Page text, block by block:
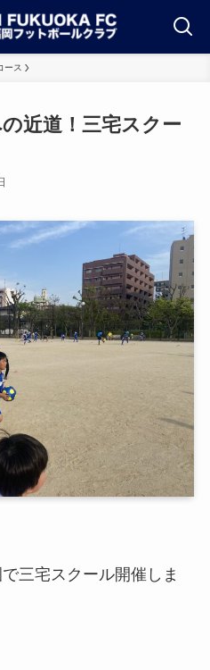
ース
近道！三宅スクー
三宅スクール開催しま